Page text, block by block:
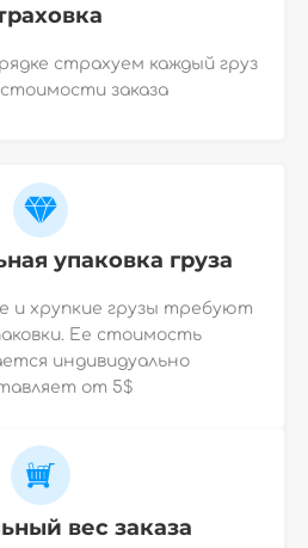
страхуем каждый груз
заказа
упаковка груза
и хрупкие грузы требуют
Ее стоимость
индивидуально
от 5$
вес заказа